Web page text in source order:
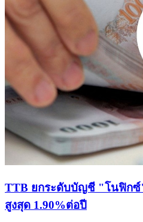
TTB ยกระดับบัญชี "โนฟิกซ์
สูงสุด 1.90%ต่อปี